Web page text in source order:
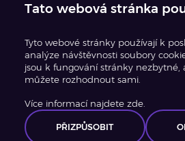
©2026Idea
Created by
Tato webová stránka
Tyto webové stránky používají k
analýze návštěvnosti soubory
jsou k fungování stránky nezbytné,
můžete rozhodnout sami.
Více informací najdete zde.
PŘIZPŮSOBIT